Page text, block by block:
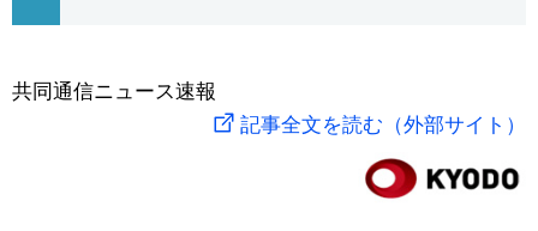
社会
旅と暮らし
科学・技術
暮らし
共同通信ニュース速報
記事全文を読む（外部サイト）